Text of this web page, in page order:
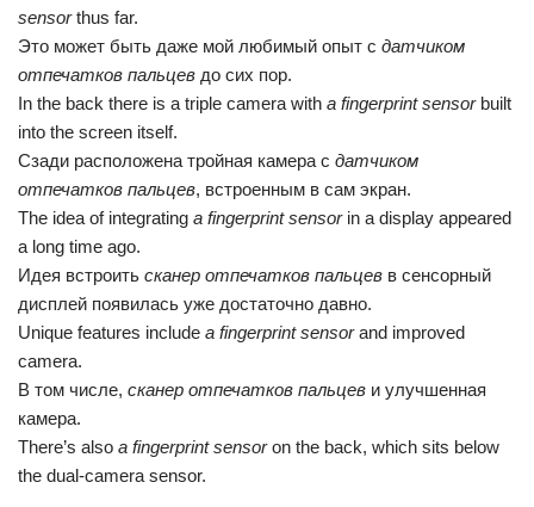
sensorthus far.
Это может быть даже мой любимый опыт с датчиком
отпечатков пальцев до сих пор.
In the back there is a triple camera with a fingerprint sensorbuilt
into the screen itself.
Сзади расположена тройная камера с датчиком
отпечатков пальцев, встроенным в сам экран.
The idea of integrating a fingerprint sensorin a display appeared
a long time ago.
Идея встроить сканер отпечатков пальцев в сенсорный
дисплей появилась уже достаточно давно.
Unique features include a fingerprint sensorand improved
camera.
В том числе, сканер отпечатков пальцев и улучшенная
камера.
There’s also a fingerprint sensoron the back, which sits below
the dual-camera sensor.